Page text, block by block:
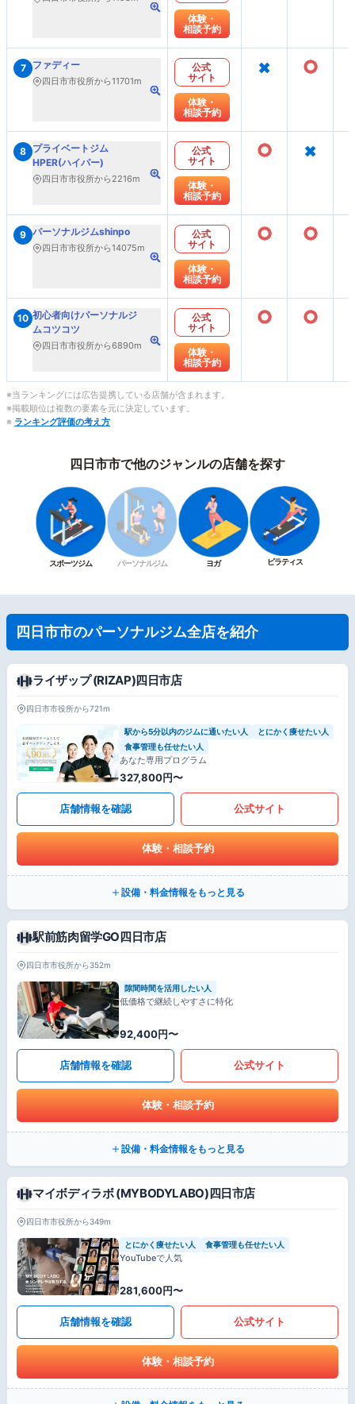
体験・
相談予約
7 ファディー
四日市市役所から11701m
公式
サイト
体験・
相談予約
× ○
8 プライベートジム
HPER(ハイパー)
四日市市役所から2216m
公式
サイト
体験・
相談予約
○ ×
9 パーソナルジムshinpo
四日市市役所から14075m
公式
サイト
体験・
相談予約
○ ○
10 初心者向けパーソナルジ
ムコツコツ
四日市市役所から6890m
公式
サイト
体験・
相談予約
○ ○
※当ランキングには広告提携している店舗が含まれます。
※掲載順位は複数の要素を元に決定しています。
※ ランキング評価の考え方
四日市市で他のジャンルの店舗を探す
スポーツジム パーソナルジム ヨガ ピラティス
四日市市のパーソナルジム全店を紹介
ライザップ (RIZAP)四日市店
四日市市役所から721m
駅から5分以内のジムに通いたい人
とにかく痩せたい人
食事管理も任せたい人
あなた専用プログラム
327,800円〜
店舗情報を確認 公式サイト
体験・相談予約
設備・料金情報をもっと見る
駅前筋肉留学GO四日市店
四日市市役所から352m
隙間時間を活用したい人
低価格で継続しやすさに特化
92,400円〜
店舗情報を確認 公式サイト
体験・相談予約
設備・料金情報をもっと見る
マイボディラボ (MYBODYLABO)四日市店
四日市市役所から349m
とにかく痩せたい人 食事管理も任せたい人
YouTubeで人気
281,600円〜
店舗情報を確認 公式サイト
体験・相談予約